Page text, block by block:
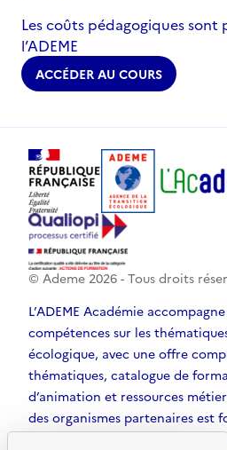
Les coûts pédagogiques sont
l’ADEME
ACCÉDER AU COURS
© Ademe 2026 - Tous droits
L’ADEME Académie
compétences sur les
écologique, avec une offre
thématiques, catalogue de
d’animation et ressources
des organismes partenaires est
D’autres solutions, émanant